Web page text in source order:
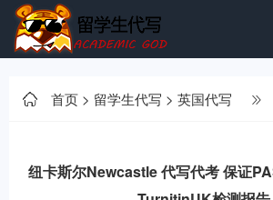
首页 > 留学生代写 > 英国代写
纽卡斯尔Newcastle 代写代考 保证